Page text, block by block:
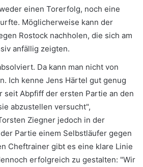
einen Torerfolg, noch eine
Möglicherweise kann der
Rostock nachholen, die sich am
anfällig zeigten.
Da kann man nicht von
Ich kenne Jens Härtel gut genug
seit Abpfiff der ersten Partie an den
abzustellen versucht",
Ziegner jedoch in der
Partie einem Selbstläufer gegen
Cheftrainer gibt es eine klare Linie
erfolgreich zu gestalten: "Wir